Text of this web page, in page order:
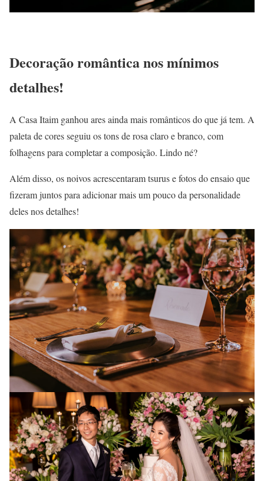
Decoração romântica nos mínimos
detalhes!
A Casa Itaim ganhou ares ainda mais românticos do que já tem. A
paleta de cores seguiu os tons de rosa claro e branco, com
folhagens para completar a composição. Lindo né?
Além disso, os noivos acrescentaram tsurus e fotos do ensaio que
fizeram juntos para adicionar mais um pouco da personalidade
deles nos detalhes!